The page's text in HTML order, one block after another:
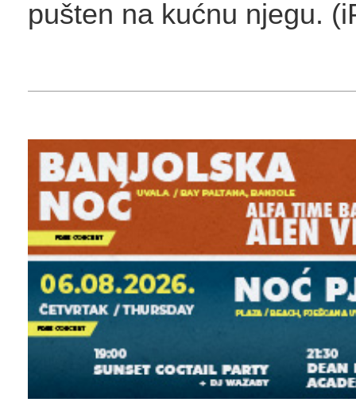
pušten na kućnu njegu.